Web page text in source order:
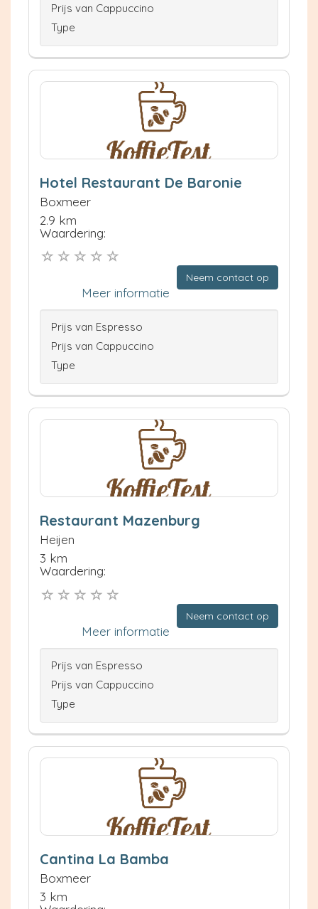
Prijs van Cappuccino
Type
Hotel Restaurant De Baronie
Boxmeer
2.9 km
Waardering:
Neem contact op
Meer informatie
Prijs van Espresso
Prijs van Cappuccino
Type
Restaurant Mazenburg
Heijen
3 km
Waardering:
Neem contact op
Meer informatie
Prijs van Espresso
Prijs van Cappuccino
Type
Cantina La Bamba
Boxmeer
3 km